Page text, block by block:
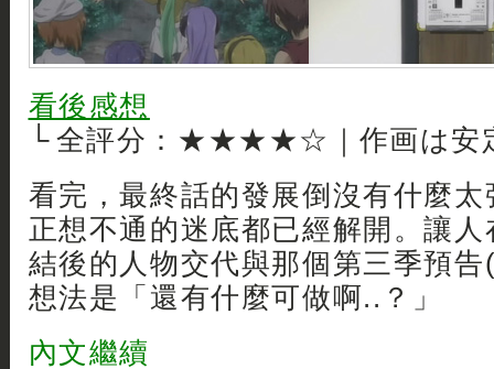
看後感想
└ 全評分：★★★★☆｜作画は安
看完，最終話的發展倒沒有什麼
正想不通的迷底都已經解開。讓
結後的人物交代與那個第三季預
想法是「還有什麼可做啊..？」
內文繼續